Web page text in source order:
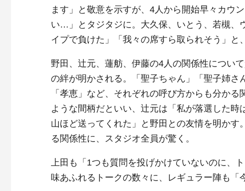
ます」と敬意を示すが、4人から開始早々カウ
い…」とタジタジに。大久保、いとう、若槻、
イプで負けた」「我々の席すら取られそう」と
野田、辻元、蓮舫、伊藤の4人の関係性につい
の絆が明かされる。「聖子ちゃん」「聖子姉さ
「孝恵」など、それぞれの呼び方からも分か
ような間柄だといい、辻元は「私が落選した
山ほど送ってくれた」と野田との友情を明か
る関係性に、スタジオ全員が驚く。
上田も「1つも質問を投げかけていないのに、
味あふれるトークの数々に、レギュラー陣も「